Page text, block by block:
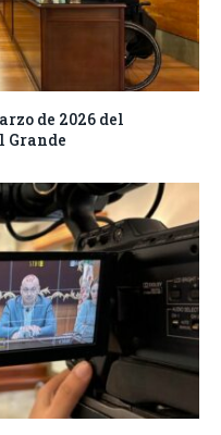
de 2026 del